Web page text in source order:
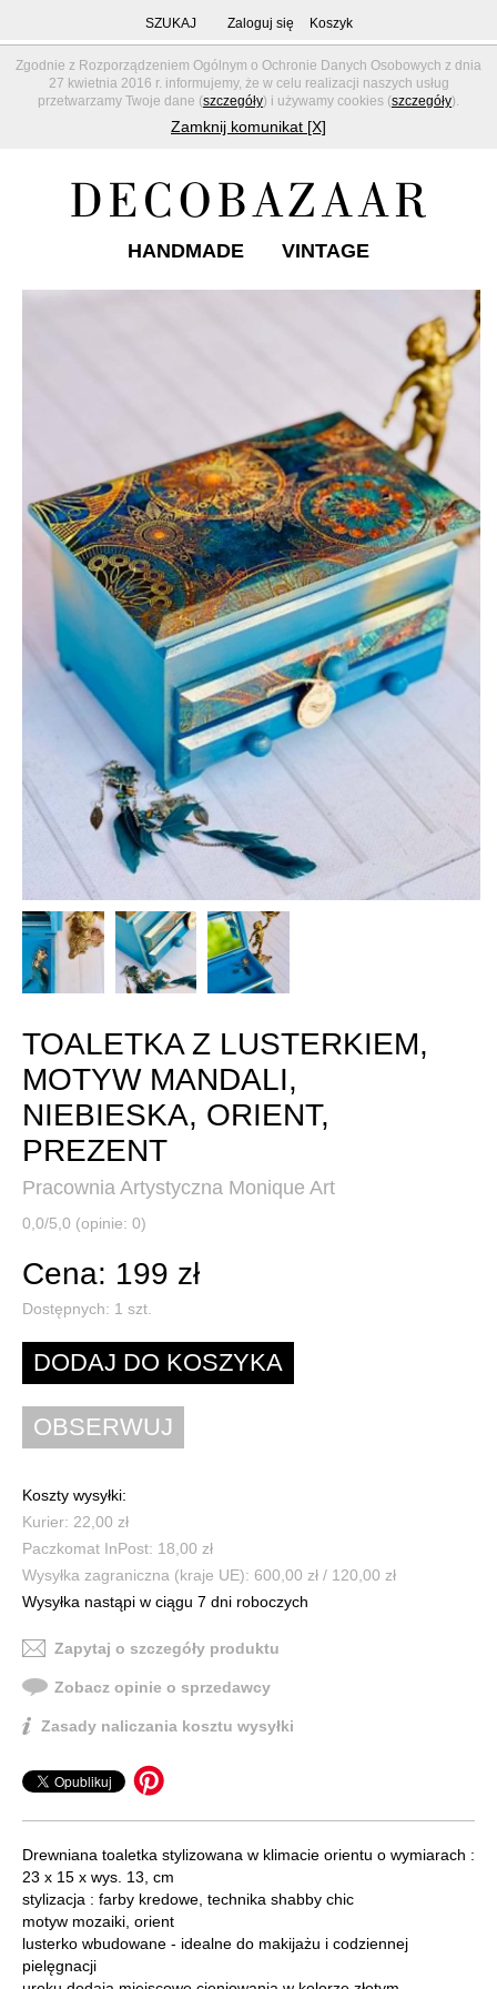
Zgodnie z Rozporządzeniem Ogólnym o Ochronie Danych Osobowych z dnia
27 kwietnia 2016 r. informujemy, że w celu realizacji naszych usług
przetwarzamy Twoje dane (szczegóły) i używamy cookies (szczegóły).
Zamknij komunikat [X]
SZUKAJ Zaloguj się Koszyk
HANDMADE VINTAGE
TOALETKA Z LUSTERKIEM,
MOTYW MANDALI,
NIEBIESKA, ORIENT,
PREZENT
Pracownia Artystyczna Monique Art
0,0/5,0 (opinie: 0)
Cena: 199 zł
Dostępnych: 1 szt.
Koszty wysyłki:
Kurier: 22,00 zł
Paczkomat InPost: 18,00 zł
Wysyłka zagraniczna (kraje UE): 600,00 zł / 120,00 zł
Wysyłka nastąpi w ciągu 7 dni roboczych
Zapytaj o szczegóły produktu
Zobacz opinie o sprzedawcy
Zasady naliczania kosztu wysyłki
Drewniana toaletka stylizowana w klimacie orientu o wymiarach :
23 x 15 x wys. 13, cm
stylizacja : farby kredowe, technika shabby chic
motyw mozaiki, orient
lusterko wbudowane - idealne do makijażu i codziennej
pielęgnacji